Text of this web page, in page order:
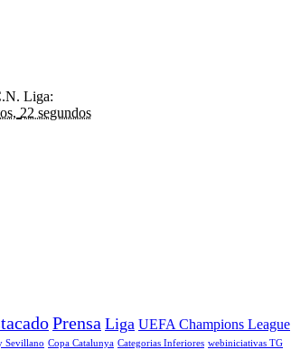
Liga:
22 segundos
Prensa Liga UEFA Champions League
Sevillano Copa Catalunya Categorias Inferiores webiniciativas TG